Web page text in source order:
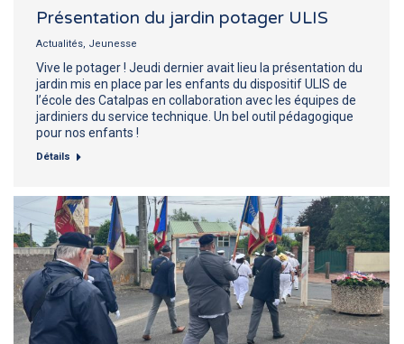
Présentation du jardin potager ULIS
Actualités, Jeunesse
Vive le potager ! Jeudi dernier avait lieu la présentation du
jardin mis en place par les enfants du dispositif ULIS de
l’école des Catalpas en collaboration avec les équipes de
jardiniers du service technique. Un bel outil pédagogique
pour nos enfants !
Détails